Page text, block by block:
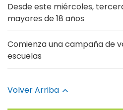
Desde este miércoles,
mayores de 18 años
Comienza una campaña de
escuelas
Volver Arriba